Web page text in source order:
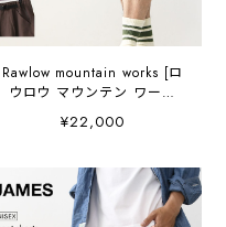
Rawlow mountain works [ロ
ウロウ マウンテン ワーク
ス] Hiker Gurkha Pants
[hker-bker-pt] ハイカーグル
ショートパンツ・ワークパ
ンツ・アウトドア・MEN'S
/ LADY'S [2026AW]
¥22,000